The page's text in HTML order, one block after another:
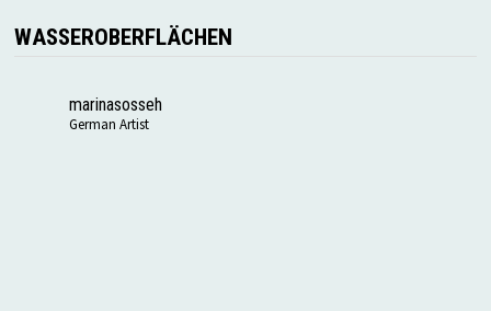
WASSEROBERFLÄCHEN
marinasosseh
German Artist